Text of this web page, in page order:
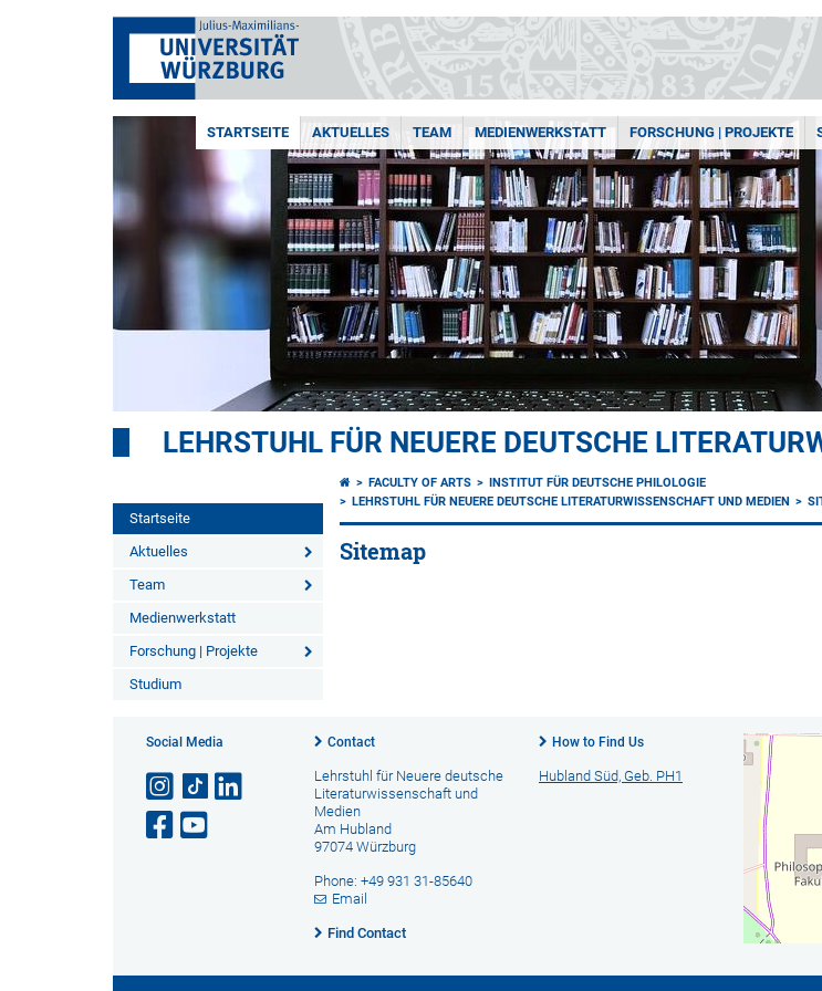
STARTSEITE AKTUELLES TEAM MEDIENWERKSTATT FORSCHUNG | PROJEKTE
LEHRSTUHL FÜR NEUERE DEUTSCHE
Startseite
Aktuelles
Team
Medienwerkstatt
Forschung | Projekte
Studium
FACULTY OF ARTS
INSTITUT FÜR DEUTSCHE PHILOLOGIE
LEHRSTUHL FÜR NEUERE DEUTSCHE LITERATURWISSENSCHAFT UND MEDIEN
Sitemap
Social Media Contact
Lehrstuhl für Neuere deutsche
Literaturwissenschaft und
Medien
Am Hubland
97074 Würzburg
Phone: +49 931 31-85640
Email
Find Contact
How to Find Us
Hubland Süd, Geb. PH1